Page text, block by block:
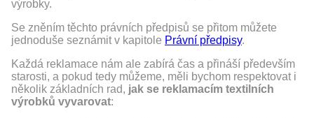
výrobky.
Se zněním těchto právních předpisů se přitom můžete
jednoduše seznámit v kapitole Právní předpisy.
Každá reklamace nám ale zabírá čas a přináší především
starosti, a pokud tedy můžeme, měli bychom respektovat i
několik základních rad, jak se reklamacím textilních
výrobků vyvarovat: